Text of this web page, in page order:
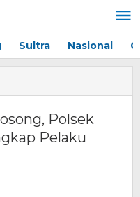
Sultra Nasional
Polsek
Pelaku